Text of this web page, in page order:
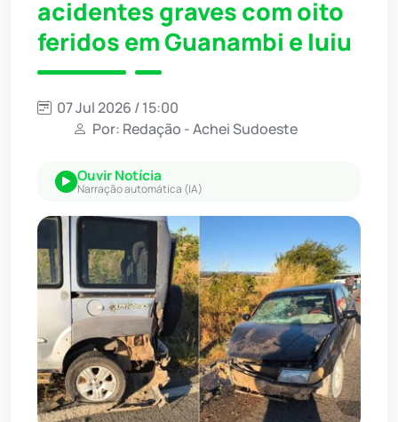
acidentes graves com oito
feridos em Guanambi e Iuiu
07 Jul 2026 / 15:00
Por: Redação - Achei Sudoeste
Ouvir Notícia
Narração automática (IA)